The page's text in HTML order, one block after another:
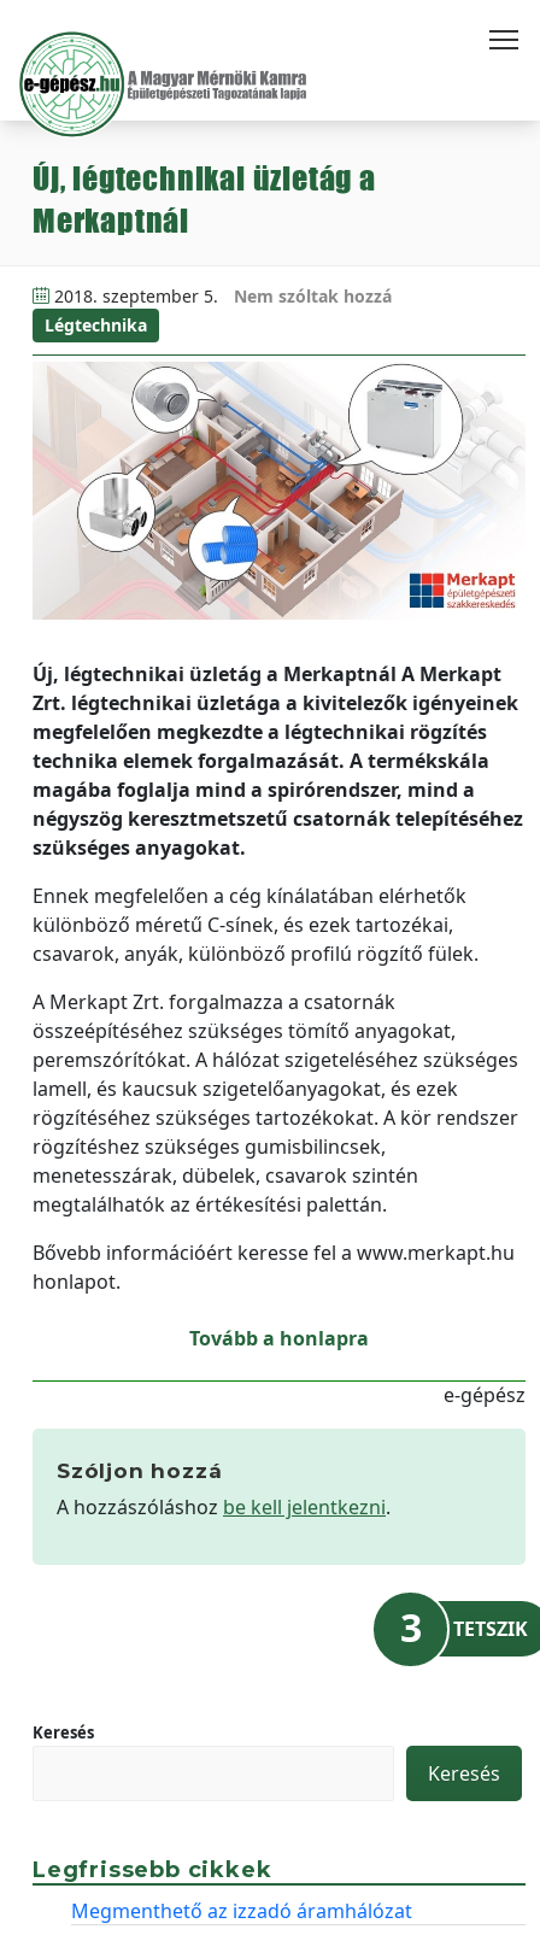
Új, légtechnikai üzletág a
Merkaptnál
2018. szeptember 5.
Nem szóltak hozzá
Légtechnika
Új, légtechnikai üzletág a Merkaptnál A Merkapt
Zrt. légtechnikai üzletága a kivitelezők igényeinek
megfelelően megkezdte a légtechnikai rögzítés
technika elemek forgalmazását. A termékskála
magába foglalja mind a spirórendszer, mind a
négyszög keresztmetszetű csatornák telepítéséhez
szükséges anyagokat.
Ennek megfelelően a cég kínálatában elérhetők
különböző méretű C-sínek, és ezek tartozékai,
csavarok, anyák, különböző profilú rögzítő fülek.
A Merkapt Zrt. forgalmazza a csatornák
összeépítéséhez szükséges tömítő anyagokat,
peremszórítókat. A hálózat szigeteléséhez szükséges
lamell, és kaucsuk szigetelőanyagokat, és ezek
rögzítéséhez szükséges tartozékokat. A kör rendszer
rögzítéshez szükséges gumisbilincsek,
menetesszárak, dübelek, csavarok szintén
megtalálhatók az értékesítési palettán.
Bővebb információért keresse fel a www.merkapt.hu
honlapot.
Tovább a honlapra
e-gépész
Szóljon hozzá
A hozzászóláshoz be kell jelentkezni.
3 TETSZIK
Keresés
Keresés
Legfrissebb cikkek
Megmenthető az izzadó áramhálózat